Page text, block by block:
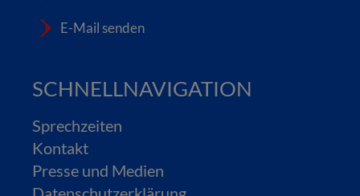
E-Mail senden
SCHNELLNAVIGATION
Sprechzeiten
Kontakt
Presse und Medien